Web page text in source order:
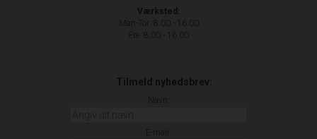
Værksted:
Man-Tor: 8.00 - 16.00
Fre: 8.00 - 16.00
Tilmeld nyhedsbrev:
Navn:
E-mail: